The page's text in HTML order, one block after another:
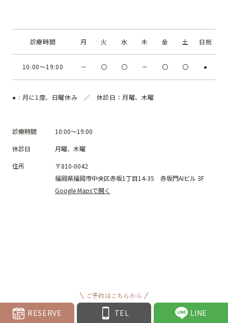
ご予約はこちらから
RESERVE TEL LINE
診療時間 月 火 水 木 金 土 日祝
10:00～19:00 － 〇 〇 － 〇 〇 ●
●： 月に1度、日曜休み ／ 休診日：月曜、木曜
診療時間
10:00～19:00
休診日
月曜、木曜
住所
〒810-0042
福岡県福岡市中央区赤坂1丁目14-35 赤坂門AIビル 3F
Google Mapsで開く